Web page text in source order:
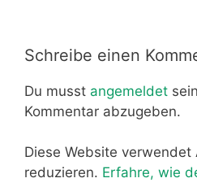
Schreibe einen
Du musst angemeldet
Kommentar abzugeben.
Diese Website verwendet
reduzieren. Erfahre, wie